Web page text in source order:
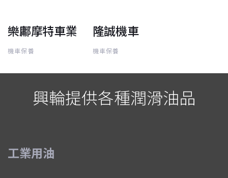
樂鄘摩特車業
機車保養
隆誠機車
機車保養
興輪提供各種潤滑油品
工業用油